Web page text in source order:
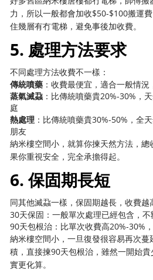
力，所以一般都會加收$50-$100搬運
住幾層有冇電梯，避免事後加收費。
5. 處理方法要求
不同處理方法收費不一樣：
傳統噴藥 ：收費最便宜，適合一般情
蒸氣滅蝨 ：比傳統噴藥貴20%-30%，
庭
熱處理 ：比傳統噴藥貴30%-50%，全
朋友
納米樓空間小，就算你揀天然方法，
果你重視安全，完全承擔得起。
6. 保固期長短
同其他滅蝨一樣，保固期越長，收費越
30天保固：一般單次處理已經包含，
90天包根治：比單次收費高20%-30%
納米樓空間小，一旦復發很容易再次
積，直接揀90天包根治，雖然一開始
實更化算。